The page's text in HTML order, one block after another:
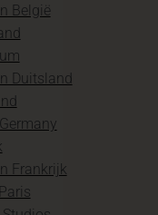
België
Duitsland
Frankrijk